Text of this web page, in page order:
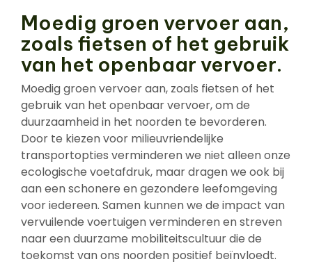
Moedig groen vervoer aan,
zoals fietsen of het gebruik
van het openbaar vervoer.
Moedig groen vervoer aan, zoals fietsen of het
gebruik van het openbaar vervoer, om de
duurzaamheid in het noorden te bevorderen.
Door te kiezen voor milieuvriendelijke
transportopties verminderen we niet alleen onze
ecologische voetafdruk, maar dragen we ook bij
aan een schonere en gezondere leefomgeving
voor iedereen. Samen kunnen we de impact van
vervuilende voertuigen verminderen en streven
naar een duurzame mobiliteitscultuur die de
toekomst van ons noorden positief beïnvloedt.